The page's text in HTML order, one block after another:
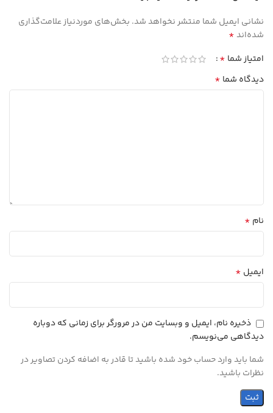
نشانی ایمیل شما منتشر نخواهد شد. بخش‌های موردنیاز علامت‌گذاری
شده‌اند*
امتیاز شما *
دیدگاه شما *
نام *
ایمیل *
ذخیره نام، ایمیل و وبسایت من در مرورگر برای زمانی که دوباره
دیدگاهی می‌نویسم.
شما باید وارد حساب خود شده باشید تا قادر به اضافه کردن تصاویر در
نظرات باشید.